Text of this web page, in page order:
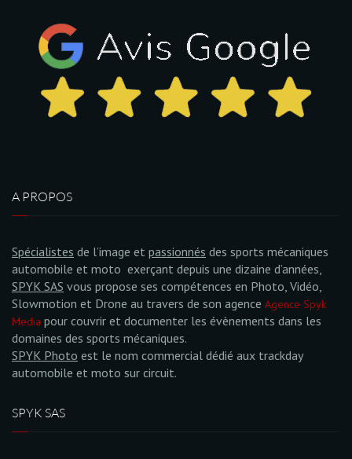
A PROPOS
Spécialistes de l’image et passionnés des sports mécaniques
automobile et moto exerçant depuis une dizaine d’années,
SPYK SAS vous propose ses compétences en Photo, Vidéo,
Slowmotion et Drone au travers de son agence Agence Spyk
Media pour couvrir et documenter les évènements dans les
domaines des sports mécaniques.
SPYK Photo est le nom commercial dédié aux trackday
automobile et moto sur circuit.
SPYK SAS